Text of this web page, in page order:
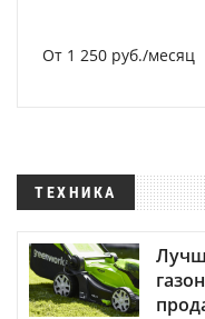
От 1 250 руб./месяц
ТЕХНИКА